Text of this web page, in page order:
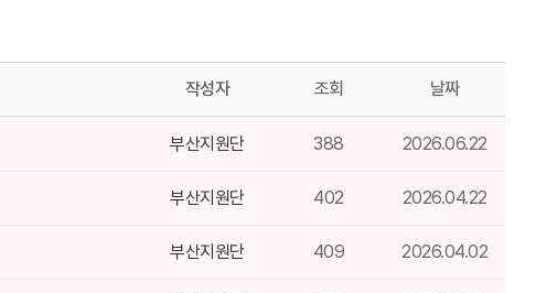
작성자 조회 날짜
부산지원단 388 2026.06.22
부산지원단 402 2026.04.22
부산지원단 409 2026.04.02